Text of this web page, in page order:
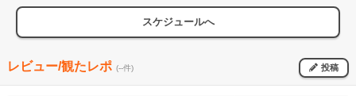
スケジュールへ
レビュー/観たレポ (--件) 投稿